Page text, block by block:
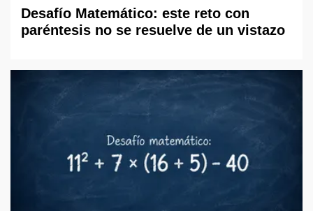
Desafío Matemático: este reto con
paréntesis no se resuelve de un vistazo